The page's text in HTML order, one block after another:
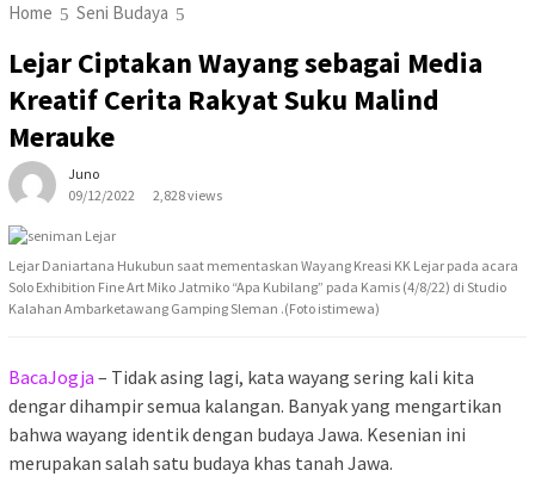
Home Seni Budaya
Lejar Ciptakan Wayang sebagai Media
Kreatif Cerita Rakyat Suku Malind
Merauke
Juno
09/12/2022
2,828 views
Lejar Daniartana Hukubun saat mementaskan Wayang Kreasi KK Lejar pada acara
Solo Exhibition Fine Art Miko Jatmiko “Apa Kubilang” pada Kamis (4/8/22) di Studio
Kalahan Ambarketawang Gamping Sleman .(Foto istimewa)
BacaJogja – Tidak asing lagi, kata wayang sering kali kita
dengar dihampir semua kalangan. Banyak yang mengartikan
bahwa wayang identik dengan budaya Jawa. Kesenian ini
merupakan salah satu budaya khas tanah Jawa.